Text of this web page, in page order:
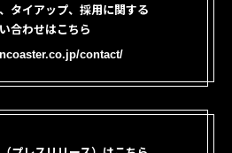
タイアップ、採用に関する
合わせはこちら
contact/